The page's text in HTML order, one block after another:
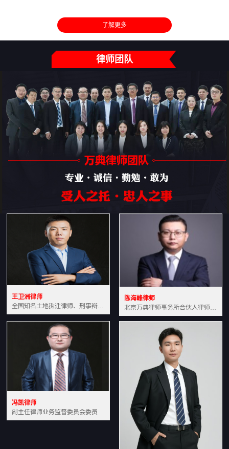
了解更多
律师团队
王卫洲律师
全国知名土地拆迁律师、刑事辩护律师北京万典律师事务所主任中国法学会会员北京市行政法研究会理事
陈海峰律师
北京万典律师事务所合伙人律师土地房产专业资深律师
冯凯律师
副主任律师业务监督委员会委员